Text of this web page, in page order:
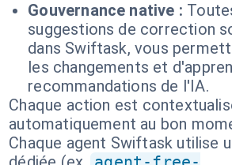
Gouvernance native :
suggestions de correction
dans Swiftask, vous
les changements et
recommandations de l'IA.
Chaque action est
automatiquement au bon
Chaque agent Swiftask utilise